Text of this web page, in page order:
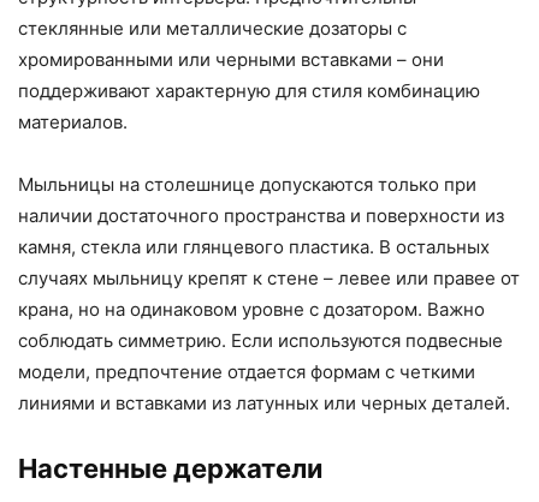
стеклянные или металлические дозаторы с
хромированными или черными вставками – они
поддерживают характерную для стиля комбинацию
материалов.
Мыльницы на столешнице допускаются только при
наличии достаточного пространства и поверхности из
камня, стекла или глянцевого пластика. В остальных
случаях мыльницу крепят к стене – левее или правее от
крана, но на одинаковом уровне с дозатором. Важно
соблюдать симметрию. Если используются подвесные
модели, предпочтение отдается формам с четкими
линиями и вставками из латунных или черных деталей.
Настенные держатели